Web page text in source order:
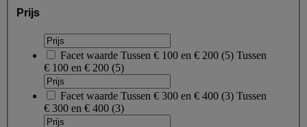
Prijs
Facet waarde Tussen € 100 en € 200 (5) Tussen
€ 100 en € 200 (5)
Facet waarde Tussen € 300 en € 400 (3) Tussen
€ 300 en € 400 (3)